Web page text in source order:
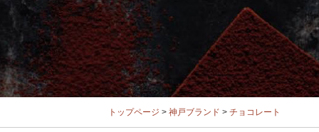
トップページ > 神戸ブランド > チョコレート